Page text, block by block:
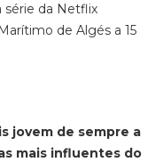
série da Netflix
de Algés a 15
jovem de sempre a
mais influentes do